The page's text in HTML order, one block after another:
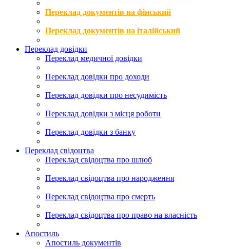
Переклад документів на фінський
Переклад документів на італійський
Переклад довідки
Переклад медичної довідки
Переклад довідки про доходи
Переклад довідки про несудимість
Переклад довідки з місця роботи
Переклад довідки з банку
Переклад свідоцтва
Переклад свідоцтва про шлюб
Переклад свідоцтва про народження
Переклад свідоцтва про смерть
Переклад свідоцтва про право на власність
Апостиль
Апостиль документів